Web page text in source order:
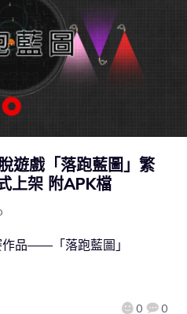
遊戲「落跑藍圖」繁
上架 附APK檔
0 0
品——「落跑藍圖」